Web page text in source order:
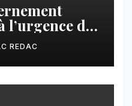
des
la cité
REDAC